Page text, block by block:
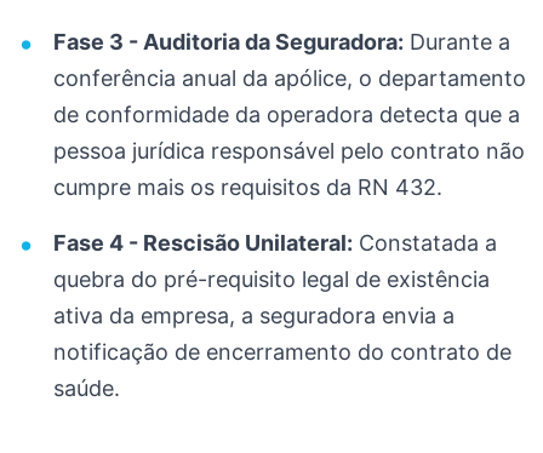
Fase 3 - Auditoria da Seguradora: Durante a
conferência anual da apólice, o departamento
de conformidade da operadora detecta que a
pessoa jurídica responsável pelo contrato não
cumpre mais os requisitos da RN 432.
Fase 4 - Rescisão Unilateral: Constatada a
quebra do pré-requisito legal de existência
ativa da empresa, a seguradora envia a
notificação de encerramento do contrato de
saúde.